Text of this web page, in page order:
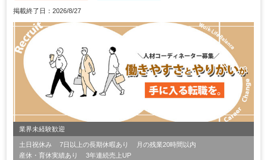
掲載終了日：2026/8/27
業界未経験歓迎
土日祝休み 7日以上の長期休暇あり
月の残業20時間以内
産休・育休実績あり
3年連続売上UP